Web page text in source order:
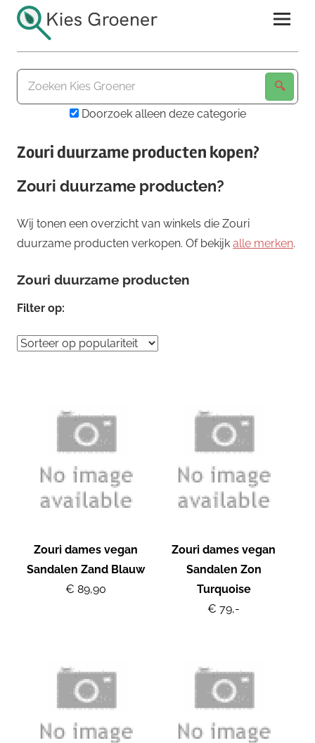
naar
inhoudKies
GroenerDoorzoek alleen deze categorie
Zouri duurzame producten kopen?
Zouri duurzame producten?
Wij tonen een overzicht van winkels die Zouri
duurzame producten verkopen. Of bekijk alle merken.
Zouri duurzame producten
Filter op:
Zouri dames vegan
Sandalen Zand Blauw
€ 89,90
Zouri dames vegan
Sandalen Zon
Turquoise
€ 79,-